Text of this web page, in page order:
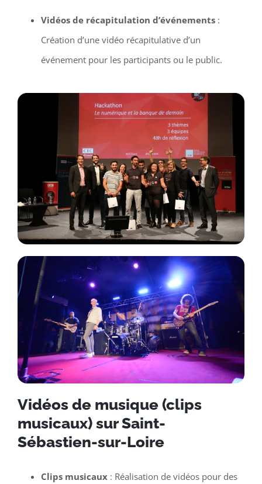
Vidéos de récapitulation d’événements:
Création d’une vidéo récapitulative d’un
événement pour les participants ou le public.
Vidéos de musique (clips
musicaux) sur Saint-
Sébastien-sur-Loire
Clips musicaux: Réalisation de vidéos pour des